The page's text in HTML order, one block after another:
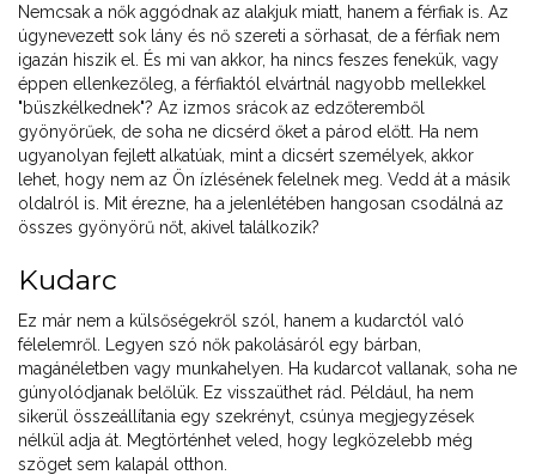
Nemcsak a nők aggódnak az alakjuk miatt, hanem a férfiak is. Az
úgynevezett sok lány és nő szereti a sörhasat, de a férfiak nem
igazán hiszik el. És mi van akkor, ha nincs feszes fenekük, vagy
éppen ellenkezőleg, a férfiaktól elvártnál nagyobb mellekkel
"büszkélkednek"? Az izmos srácok az edzőteremből
gyönyörűek, de soha ne dicsérd őket a párod előtt. Ha nem
ugyanolyan fejlett alkatúak, mint a dicsért személyek, akkor
lehet, hogy nem az Ön ízlésének felelnek meg. Vedd át a másik
oldalról is. Mit érezne, ha a jelenlétében hangosan csodálná az
összes gyönyörű nőt, akivel találkozik?
Kudarc
Ez már nem a külsőségekről szól, hanem a kudarctól való
félelemről. Legyen szó nők pakolásáról egy bárban,
magánéletben vagy munkahelyen. Ha kudarcot vallanak, soha ne
gúnyolódjanak belőlük. Ez visszaüthet rád. Például, ha nem
sikerül összeállítania egy szekrényt, csúnya megjegyzések
nélkül adja át. Megtörténhet veled, hogy legközelebb még
szöget sem kalapál otthon.